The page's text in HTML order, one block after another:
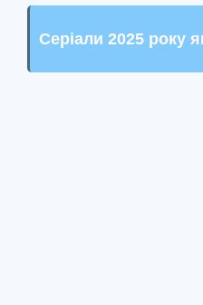
Серіали 2025 року